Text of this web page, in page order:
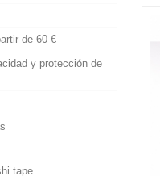
de 60 €
y protección de